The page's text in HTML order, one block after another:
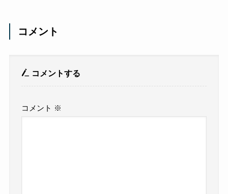
コメント
コメントする
コメント ※